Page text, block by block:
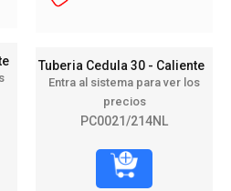
Tuberia Cedula 30 - Caliente
Entra al sistema para ver los
precios
PC0021/214NL